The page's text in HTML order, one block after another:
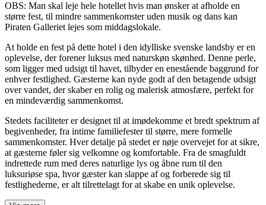
OBS: Man skal leje hele hotellet hvis man ønsker at afholde en
større fest, til mindre sammenkomster uden musik og dans kan
Piraten Galleriet lejes som middagslokale.
At holde en fest på dette hotel i den idylliske svenske landsby er en
oplevelse, der forener luksus med naturskøn skønhed. Denne perle,
som ligger med udsigt til havet, tilbyder en enestående baggrund for
enhver festlighed. Gæsterne kan nyde godt af den betagende udsigt
over vandet, der skaber en rolig og malerisk atmosfære, perfekt for
en mindeværdig sammenkomst.
Stedets faciliteter er designet til at imødekomme et bredt spektrum af
begivenheder, fra intime familiefester til større, mere formelle
sammenkomster. Hver detalje på stedet er nøje overvejet for at sikre,
at gæsterne føler sig velkomne og komfortable. Fra de smagfuldt
indrettede rum med deres naturlige lys og åbne rum til den
luksuriøse spa, hvor gæster kan slappe af og forberede sig til
festlighederne, er alt tilrettelagt for at skabe en unik oplevelse.